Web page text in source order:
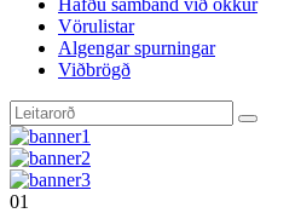
Hafðu samband við okkur
Vörulistar
Algengar spurningar
Viðbrögð
01